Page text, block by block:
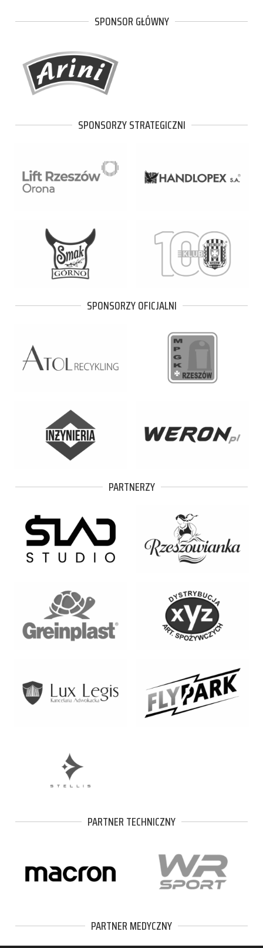
SPONSOR GŁÓWNY
SPONSORZY STRATEGICZNI
SPONSORZY OFICJALNI
PARTNERZY
PARTNER TECHNICZNY
PARTNER MEDYCZNY